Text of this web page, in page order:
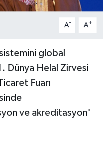
A- A+
global
Dünya Helal Zirvesi
Fuarı
ve akreditasyon'